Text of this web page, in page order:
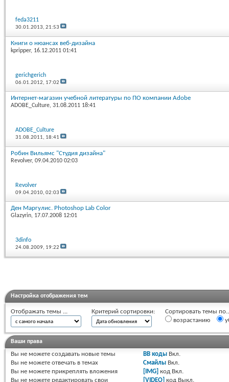
feda3211
30.01.2013,21:53
Книги о нюансах веб-дизайна
kpripper, 16.12.2011 01:41
gerichgerich
06.01.2012, 17:02
Интернет-магазин учебной литературы по ПО компании Adobe
ADOBE_Culture, 31.08.2011 18:41
ADOBE_Culture
31.08.2011, 18:41
Робин Вильямс "Студия дизайна"
Revolver, 09.04.2010 02:03
Revolver
09.04.2010,02:03
Ден Маргулис. Photoshop Lab Color
Glazyrin, 17.07.2008 12:01
3dinfo
24.08.2009, 19:22
Настройка отображения тем
Отображать темы ... Критерий сортировки:
Сортировать темы
возрастанию
Ваши права
Вы не можете создавать новые темы
Вы не можете отвечать в темах
Вы не можете прикреплять вложения
Вы не можете редактировать свои
BB коды Вкл.
Смайлы Вкл.
[IMG] код Вкл.
[VIDEO] код Выкл.